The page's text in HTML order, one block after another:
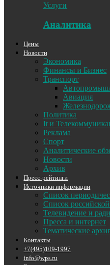
Услуги
Аналитика
Цены
Новости
Экономика
Финансы и Бизнес
Транспорт
Авиация
Политика
It и
Реклама
Спорт
Аналитические
Новости
Архив
Пресс-рейтинги
Источники информации
Список
Список
Телевидение и
Пресса и интернет
Тематические
Контакты
+7(495)109-1997
info@wps.ru